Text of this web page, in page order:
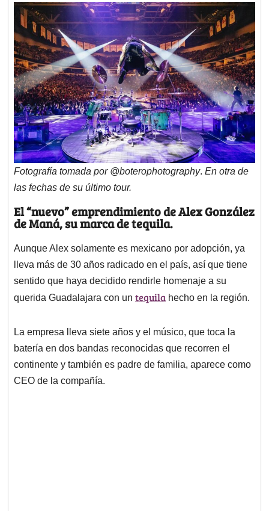
Fotografía tomada por @boterophotography. En otra de
las fechas de su último tour.
El “nuevo” emprendimiento de Alex González
de Maná, su marca de tequila.
Aunque Alex solamente es mexicano por adopción, ya
lleva más de 30 años radicado en el país, así que tiene
sentido que haya decidido rendirle homenaje a su
querida Guadalajara con un tequila hecho en la región.
La empresa lleva siete años y el músico, que toca la
batería en dos bandas reconocidas que recorren el
continente y también es padre de familia, aparece como
CEO de la compañía.